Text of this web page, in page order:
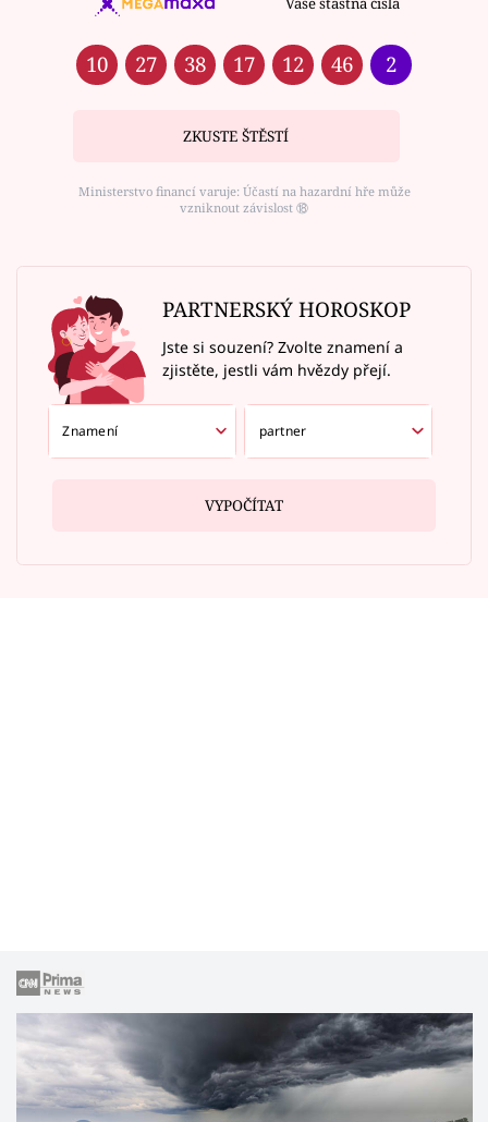
10 27 38 17 12 46 2
ZKUSTE ŠTĚSTÍ
Ministerstvo financí varuje: Účastí na hazardní hře může
vzniknout závislost ⑱
PARTNERSKÝ HOROSKOP
Jste si souzení? Zvolte znamení a
zjistěte, jestli vám hvězdy přejí.
VYPOČÍTAT